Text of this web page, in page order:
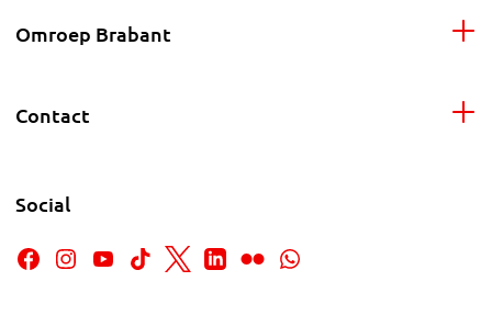
Omroep Brabant
Contact
Social